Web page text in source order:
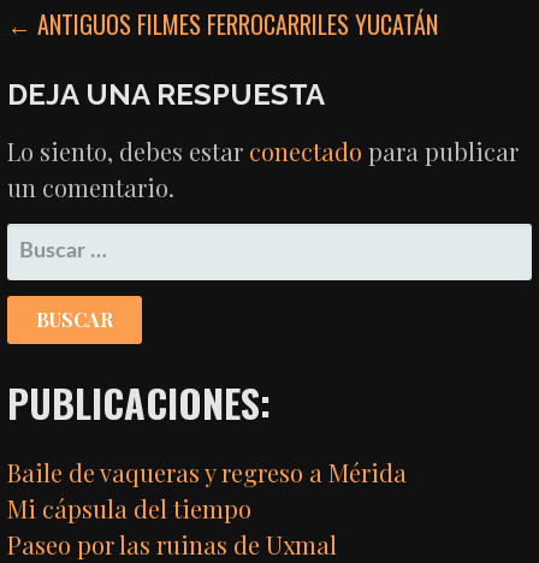
NAVEGACIÓN
DE
ENTRADAS
← ANTIGUOS FILMES FERROCARRILES YUCATÁN
DEJA UNA RESPUESTA
Lo siento, debes estar conectado para publicar
un comentario.
BUSCAR:
PUBLICACIONES:
Baile de vaqueras y regreso a Mérida
Mi cápsula del tiempo
Paseo por las ruinas de Uxmal